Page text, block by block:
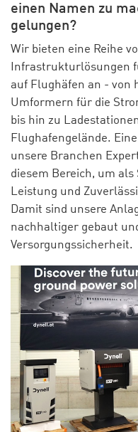
einen Namen zu
gelungen?
Wir bieten eine Reihe
Infrastrukturlösungen
auf Flughäfen an - von
Umformern für die
bis hin zu
Flughafengelände.
unsere Branchen
diesem Bereich, um
Leistung und
Damit sind unsere
nachhaltiger gebaut
Versorgungssicherheit.